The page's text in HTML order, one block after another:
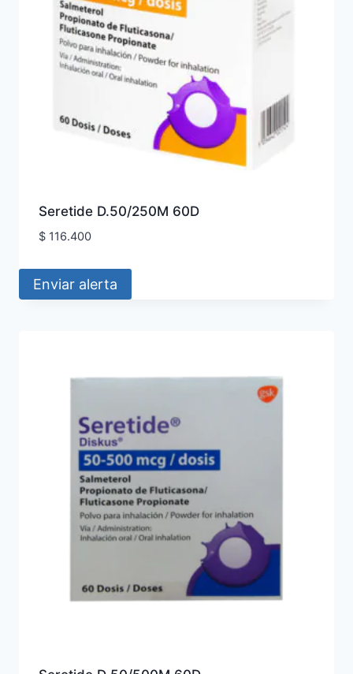
Seretide D.50/250M 60D
$116.400
Enviar alerta